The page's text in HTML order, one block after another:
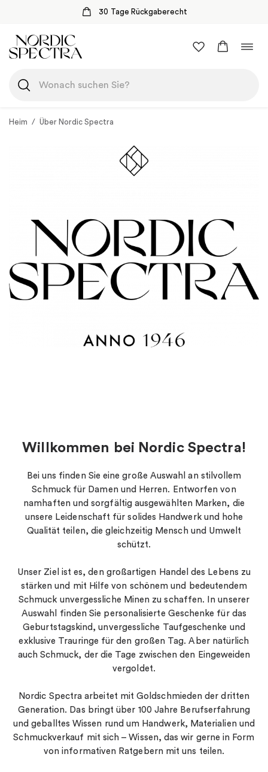
30 Tage Rückgaberecht
Inhalt
springen
Heim / Über Nordic Spectra
Willkommen bei Nordic Spectra!
Bei uns finden Sie eine große Auswahl an stilvollem
Schmuck für Damen und Herren. Entworfen von
namhaften und sorgfältig ausgewählten Marken, die
unsere Leidenschaft für solides Handwerk und hohe
Qualität teilen, die gleichzeitig Mensch und Umwelt
schützt.
Unser Ziel ist es, den großartigen Handel des Lebens zu
stärken und mit Hilfe von schönem und bedeutendem
Schmuck unvergessliche Minen zu schaffen. In unserer
Auswahl finden Sie personalisierte Geschenke für das
Geburtstagskind, unvergessliche Taufgeschenke und
exklusive Trauringe für den großen Tag. Aber natürlich
auch Schmuck, der die Tage zwischen den Eingeweiden
vergoldet.
Nordic Spectra arbeitet mit Goldschmieden der dritten
Generation. Das bringt über 100 Jahre Berufserfahrung
und geballtes Wissen rund um Handwerk, Materialien und
Schmuckverkauf mit sich – Wissen, das wir gerne in Form
von informativen Ratgebern mit uns teilen.